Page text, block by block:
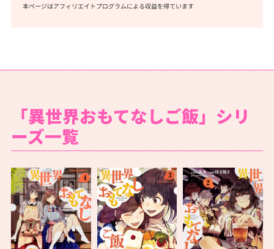
本ページはアフィリエイトプログラムによる収益を得ています
「異世界おもてなしご飯」シリ
ーズ一覧